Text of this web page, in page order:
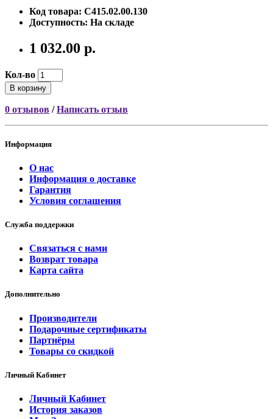
Код товара: С415.02.00.130
Доступность: На складе
1 032.00 р.
Кол-во
В корзину
0 отзывов /Написать отзыв
Информация
О нас
Информация о доставке
Гарантия
Условия соглашения
Служба поддержки
Связаться с нами
Возврат товара
Карта сайта
Дополнительно
Производители
Подарочные сертификаты
Партнёры
Товары со скидкой
Личный Кабинет
Личный Кабинет
История заказов